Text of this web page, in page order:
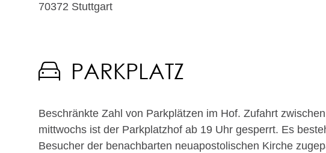
70372 Stuttgart
PARKPLATZ
Beschränkte Zahl von Parkplätzen im Hof. Zufahrt
mittwochs ist der Parkplatzhof ab 19 Uhr gesperrt. Es
Besucher der benachbarten neuapostolischen Kirche